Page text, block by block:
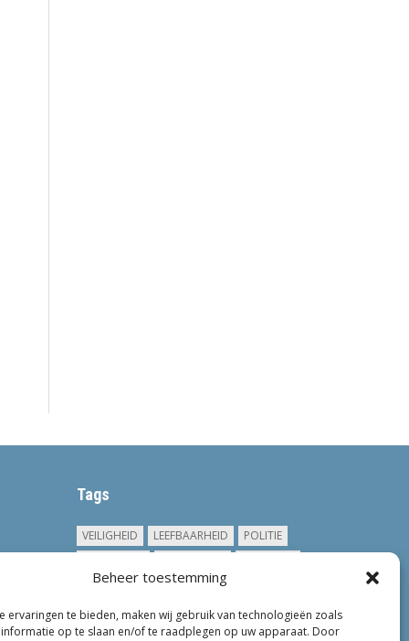
Beheer toestemming
ervaringen te bieden, maken wij gebruik van technologieën zoals
op te slaan en/of te raadplegen op uw apparaat. Door
Tags
VEILIGHEID LEEFBAARHEID
POLITIE
TOEZICHT
KINDEROPVANG
CRIMINALITEIT
PRIVACY
OM
KINDEREN
NEDERLAND ONDERMIJNING